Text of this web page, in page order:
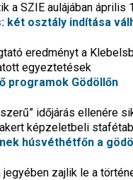
a SZIE aulájában
két osztály indítása
eredményt a
egyeztetések
programok Gödöllőn
időjárás ellenére
képzeletbeli
húsvéthétfőn a
zajlik le a